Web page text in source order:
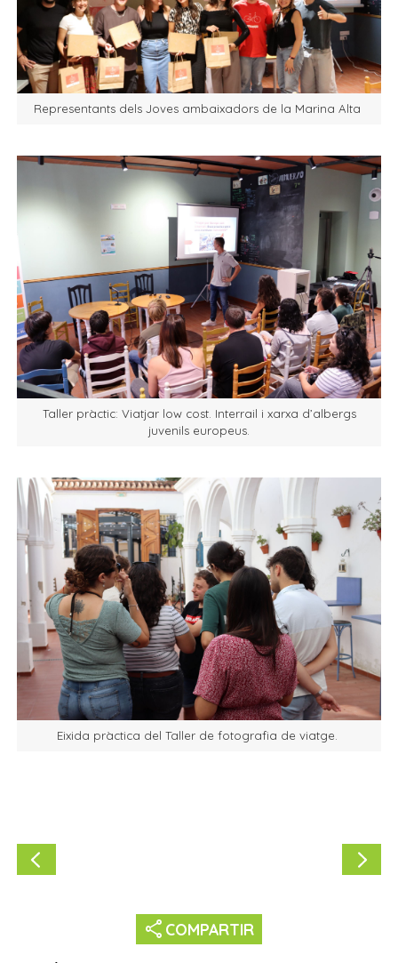
Representants dels Joves ambaixadors de la Marina Alta
Taller pràctic: Viatjar low cost. Interrail i xarxa d’albergs
juvenils europeus.
Eixida pràctica del Taller de fotografia de viatge.
share COMPARTIR